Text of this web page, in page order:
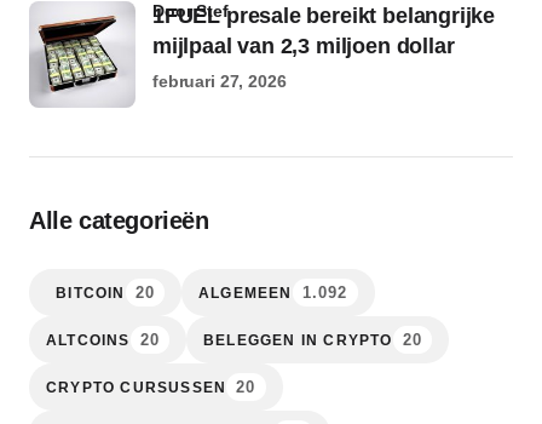
1FUEL presale bereikt belangrijke
mijlpaal van 2,3 miljoen dollar
door Stef
februari 27, 2026
Alle categorieën
BITCOIN 20 ALGEMEEN 1.092
ALTCOINS 20 BELEGGEN IN CRYPTO 20
CRYPTO CURSUSSEN 20